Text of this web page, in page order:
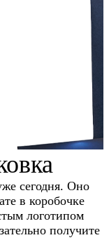
сегодня. Оно
в коробочке
логотипом
получите